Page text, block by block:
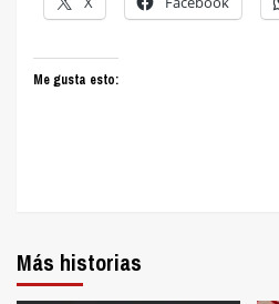
Me gusta esto:
Más historias